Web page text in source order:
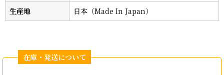
生産地
日本（Made In Japan）